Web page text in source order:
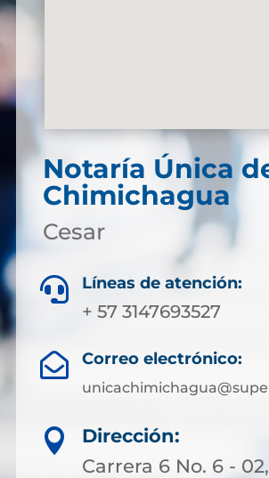
Notaría Única
Chimichagua
Cesar
 Líneas de atención:
+ 57 3147693527
 Correo electrónico:

Dirección:
Carrera 6 No. 6 -